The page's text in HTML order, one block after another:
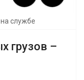
службе
грузов –